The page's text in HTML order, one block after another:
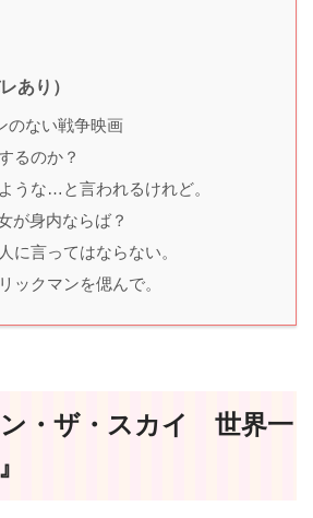
あり）
のない戦争映画
るのか？
うな…と言われるけれど。
が身内ならば？
に言ってはならない。
ックマンを偲んで。
ン・ザ・スカイ 世界一